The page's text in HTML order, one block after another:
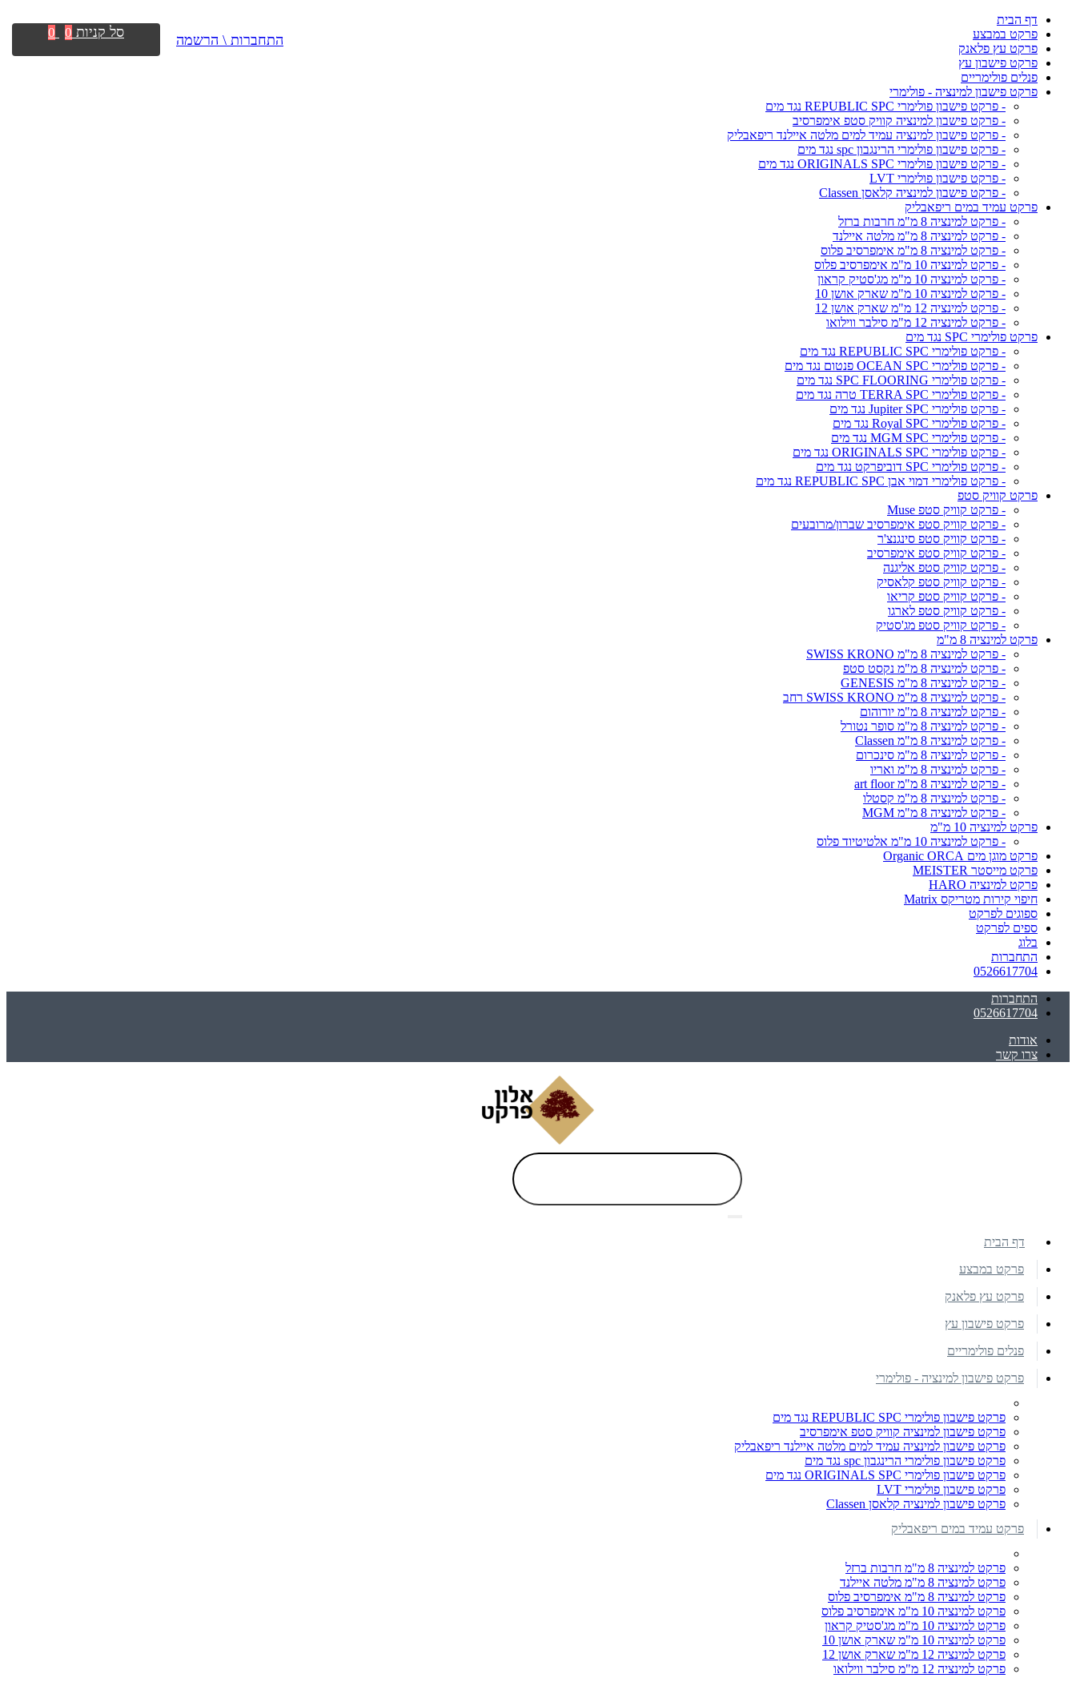
דף הבית
פרקט במבצע
פרקט עץ פלאנק
פרקט פישבון עץ
פנלים פולימריים
פרקט פישבון למינציה - פולימרי
- פרקט פישבון פולימרי REPUBLIC SPC נגד מים
- פרקט פישבון למינציה קוויק סטפ אימפרסיב
- פרקט פישבון למינציה עמיד למים מלטה איילנד ריפאבליק
- פרקט פישבון פולימרי הרינגבון spc נגד מים
- פרקט פישבון פולימרי ORIGINALS SPC נגד מים
- פרקט פישבון פולימרי LVT
- פרקט פישבון למינציה קלאסן Classen
פרקט עמיד במים ריפאבליק
- פרקט למינציה 8 מ"מ חרבות ברזל
- פרקט למינציה 8 מ"מ מלטה איילנד
- פרקט למינציה 8 מ"מ אימפרסיב פלוס
- פרקט למינציה 10 מ"מ אימפרסיב פלוס
- פרקט למינציה 10 מ"מ מג'סטיק קראון
- פרקט למינציה 10 מ"מ שארק אושן 10
- פרקט למינציה 12 מ"מ שארק אושן 12
- פרקט למינציה 12 מ"מ סילבר ווילואו
פרקט פולימרי SPC נגד מים
- פרקט פולימרי REPUBLIC SPC נגד מים
- פרקט פולימרי OCEAN SPC פנטום נגד מים
- פרקט פולימרי SPC FLOORING נגד מים
- פרקט פולימרי TERRA SPC טרה נגד מים
- פרקט פולימרי Jupiter SPC נגד מים
- פרקט פולימרי Royal SPC נגד מים
- פרקט פולימרי MGM SPC נגד מים
- פרקט פולימרי ORIGINALS SPC נגד מים
- פרקט פולימרי SPC דוביפרקט נגד מים
- פרקט פולימרי דמוי אבן REPUBLIC SPC נגד מים
פרקט קוויק סטפ
- פרקט קוויק סטפ Muse
- פרקט קוויק סטפ אימפרסיב שברון/מרובעים
- פרקט קוויק סטפ סינגנצ'ר
- פרקט קוויק סטפ אימפרסיב
- פרקט קוויק סטפ אליגנה
- פרקט קוויק סטפ קלאסיק
- פרקט קוויק סטפ קריאו
- פרקט קוויק סטפ לארגו
- פרקט קוויק סטפ מג'סטיק
פרקט למינציה 8 מ"מ
- פרקט למינציה 8 מ"מ SWISS KRONO
- פרקט למינציה 8 מ"מ נקסט סטפ
- פרקט למינציה 8 מ"מ GENESIS
- פרקט למינציה 8 מ"מ SWISS KRONO רחב
- פרקט למינציה 8 מ"מ יורוהום
- פרקט למינציה 8 מ"מ סופר נטורל
- פרקט למינציה 8 מ"מ Classen
- פרקט למינציה 8 מ"מ סינכרום
- פרקט למינציה 8 מ"מ ואריו
- פרקט למינציה 8 מ"מ art floor
- פרקט למינציה 8 מ"מ קסטלו
- פרקט למינציה 8 מ"מ MGM
פרקט למינציה 10 מ"מ
- פרקט למינציה 10 מ"מ אלטיטיוד פלוס
פרקט מוגן מים Organic ORCA
פרקט מייסטר MEISTER
פרקט למינציה HARO
חיפוי קירות מטריקס Matrix
ספוגים לפרקט
ספים לפרקט
בלוג
התחברות
0526617704
התחברות
0526617704
אודות
צרו קשר
התחברות \ הרשמה סל קניות 0
0
דף הבית
פרקט במבצע
פרקט עץ פלאנק
פרקט פישבון עץ
פנלים פולימריים
פרקט פישבון למינציה - פולימרי
פרקט פישבון פולימרי REPUBLIC SPC נגד מים
פרקט פישבון למינציה קוויק סטפ אימפרסיב
פרקט פישבון למינציה עמיד למים מלטה איילנד ריפאבליק
פרקט פישבון פולימרי הרינגבון spc נגד מים
פרקט פישבון פולימרי ORIGINALS SPC נגד מים
פרקט פישבון פולימרי LVT
פרקט פישבון למינציה קלאסן Classen
פרקט עמיד במים ריפאבליק
פרקט למינציה 8 מ"מ חרבות ברזל
פרקט למינציה 8 מ"מ מלטה איילנד
פרקט למינציה 8 מ"מ אימפרסיב פלוס
פרקט למינציה 10 מ"מ אימפרסיב פלוס
פרקט למינציה 10 מ"מ מג'סטיק קראון
פרקט למינציה 10 מ"מ שארק אושן 10
פרקט למינציה 12 מ"מ שארק אושן 12
פרקט למינציה 12 מ"מ סילבר ווילואו